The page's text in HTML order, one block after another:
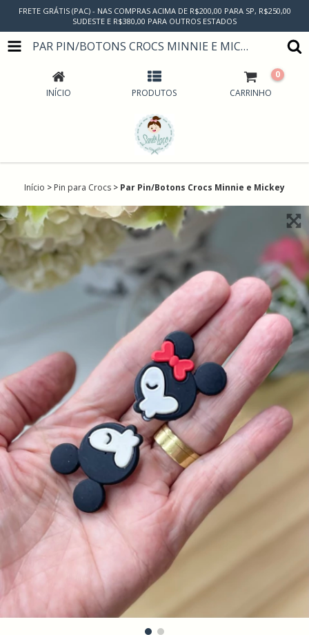
FRETE GRÁTIS (PAC) - NAS COMPRAS ACIMA DE R$200,00 PARA SP, R$250,00
SUDESTE E R$380,00 PARA OUTROS ESTADOS
PAR PIN/BOTONS CROCS MINNIE E MICKEY
INÍCIO PRODUTOS CARRINHO
0
Início > Pin para Crocs > Par Pin/Botons Crocs Minnie e Mickey